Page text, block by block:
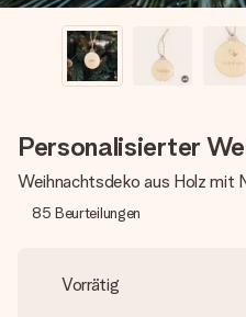
Personalisierter
Weihnachtsdeko aus Holz mit
85 Beurteilungen
Vorrätig